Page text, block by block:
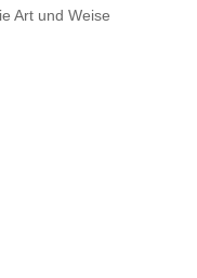
Art und Weise